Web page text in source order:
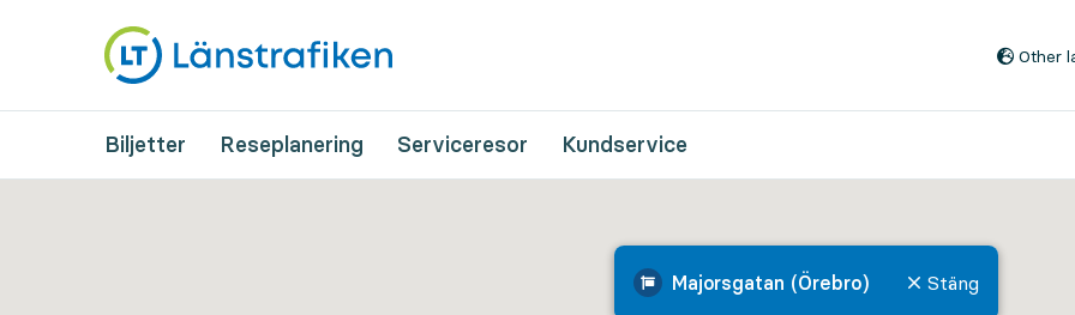
Other
Biljetter Reseplanering Serviceresor Kundservice
Majorsgatan (Örebro) Stäng